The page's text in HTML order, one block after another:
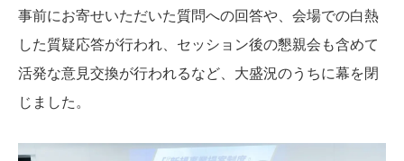
事前にお寄せいただいた質問への回答や、会場での白熱
した質疑応答が行われ、セッション後の懇親会も含めて
活発な意見交換が行われるなど、大盛況のうちに幕を閉
じました。